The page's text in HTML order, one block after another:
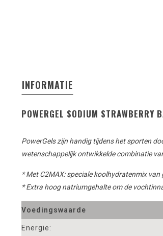
INFORMATIE
POWERGEL SODIUM STRAWBERRY
PowerGels zijn handig tijdens het sporten
wetenschappelijk ontwikkelde combinatie
* Met C2MAX: speciale koolhydratenmix
* Extra hoog natriumgehalte om de
Voedingswaarde
Energie: